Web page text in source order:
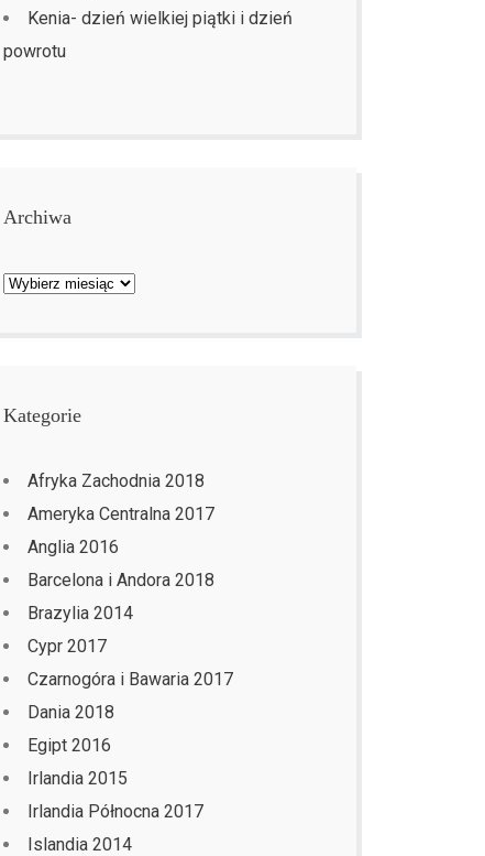
Kenia- dzień wielkiej piątki i dzień
powrotu
Archiwa
Archiwa
Kategorie
Afryka Zachodnia 2018
Ameryka Centralna 2017
Anglia 2016
Barcelona i Andora 2018
Brazylia 2014
Cypr 2017
Czarnogóra i Bawaria 2017
Dania 2018
Egipt 2016
Irlandia 2015
Irlandia Północna 2017
Islandia 2014